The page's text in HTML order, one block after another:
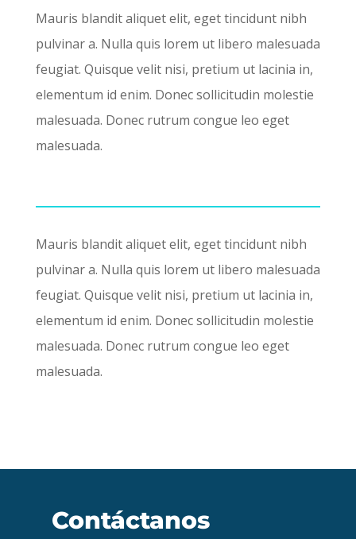
Mauris blandit aliquet elit, eget tincidunt nibh
pulvinar a. Nulla quis lorem ut libero malesuada
feugiat. Quisque velit nisi, pretium ut lacinia in,
elementum id enim. Donec sollicitudin molestie
malesuada. Donec rutrum congue leo eget
malesuada.
Mauris blandit aliquet elit, eget tincidunt nibh
pulvinar a. Nulla quis lorem ut libero malesuada
feugiat. Quisque velit nisi, pretium ut lacinia in,
elementum id enim. Donec sollicitudin molestie
malesuada. Donec rutrum congue leo eget
malesuada.
Contáctanos